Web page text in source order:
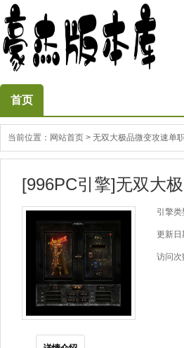
首页
当前位置： 网站首页 > 无双大极品微变攻速单
[996PC引擎]无双大
引擎类
更新日
访问次